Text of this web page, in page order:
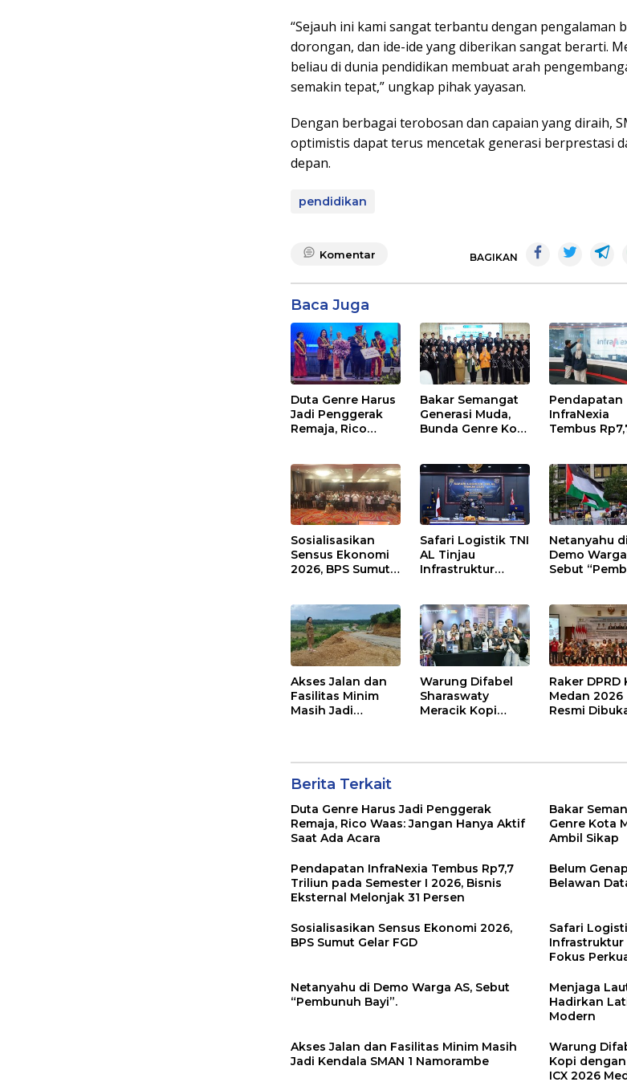
“Sejauh ini kami sangat terbantu dengan pengalaman
dorongan, dan ide-ide yang diberikan sangat berarti.
beliau di dunia pendidikan membuat arah
semakin tepat,” ungkap pihak yayasan.
Dengan berbagai terobosan dan capaian yang diraih,
optimistis dapat terus mencetak generasi berprestasi
depan.
pendidikan
Komentar BAGIKAN
Baca Juga
Duta Genre Harus
Jadi Penggerak
Remaja, Rico
Ada Acara
Bakar Semangat
Generasi Muda,
Bunda Genre Kota
Ambil Sikap
Pendapatan
InfraNexia
Tembus
Bisnis
Melonjak 31
Persen
Sosialisasikan
Sensus Ekonomi
2026, BPS Sumut
Safari Logistik TNI
AL Tinjau
Infrastruktur
Perkuat
Dukungan
Operasional
Netanyahu di
Demo Warga
Sebut
Akses Jalan dan
Fasilitas Minim
Masih Jadi
Warung Difabel
Sharaswaty
Meracik Kopi
2026 Medan
Raker DPRD
Medan 2026
Resmi
Digital
Berita Terkait
Duta Genre Harus Jadi Penggerak
Remaja, Rico Waas: Jangan Hanya Aktif
Saat Ada Acara
Bakar
Genre Kota
Ambil Sikap
Pendapatan InfraNexia Tembus Rp7,7
Triliun pada Semester I 2026, Bisnis
Eksternal Melonjak 31 Persen
Belum
Belawan
Sosialisasikan Sensus Ekonomi 2026,
BPS Sumut Gelar FGD
Safari
Infrastruktur
Fokus
Netanyahu di Demo Warga AS, Sebut
“Pembunuh Bayi”.
Menjaga
Hadirkan
Modern
Akses Jalan dan Fasilitas Minim Masih
Jadi Kendala SMAN 1 Namorambe
Warung
Kopi
ICX 2026